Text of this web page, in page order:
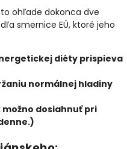
ohľade dokonca dve
smernice EÚ, ktoré jeho
diéty prispieva
normálnej hladiny
dosiahnuť pri